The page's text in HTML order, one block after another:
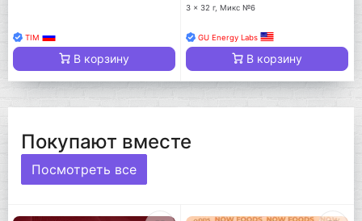
TIM
В корзину
3 x 32 г, Микс №6
GU Energy Labs
В корзину
Покупают вместе
Посмотреть все